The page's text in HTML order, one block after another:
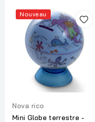
Nouveau
Nova rico
Mini Globe terrestre -